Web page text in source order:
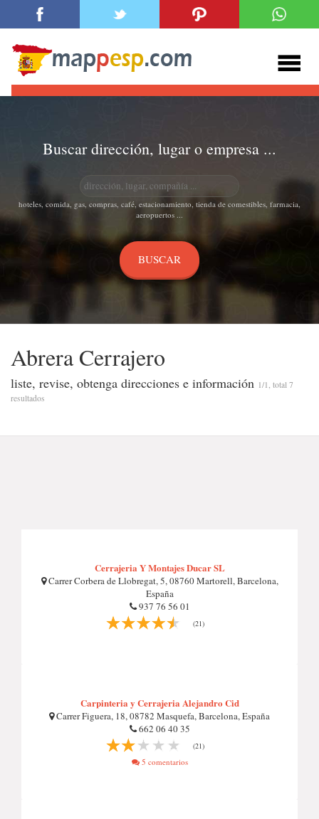
Buscar dirección, lugar o empresa ...
hoteles, comida, gas, compras, café, estacionamiento, tienda de comestibles, farmacia,
aeropuertos ...
Abrera Cerrajero
liste, revise, obtenga direcciones e información 1/1, total 7
resultados
Cerrajeria Y Montajes Ducar SL
Carrer Corbera de Llobregat, 5, 08760 Martorell, Barcelona,
España
937 76 56 01
(21)
Carpinteria y Cerrajeria Alejandro Cid
Carrer Figuera, 18, 08782 Masquefa, Barcelona, España
662 06 40 35
(21)
5 comentarios